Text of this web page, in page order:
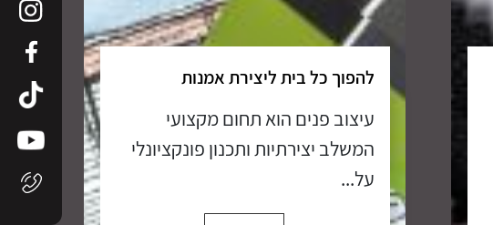
להפוך כל בית ליצירת אמנות
עיצוב פנים הוא תחום מקצועי
המשלב יצירתיות ותכנון פונקציונלי
על...